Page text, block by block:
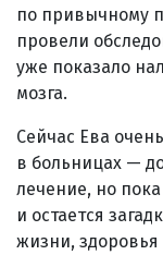
по привычному
провели
уже показало
мозга.
Сейчас Ева
в больницах —
лечение, но
и остается
жизни,